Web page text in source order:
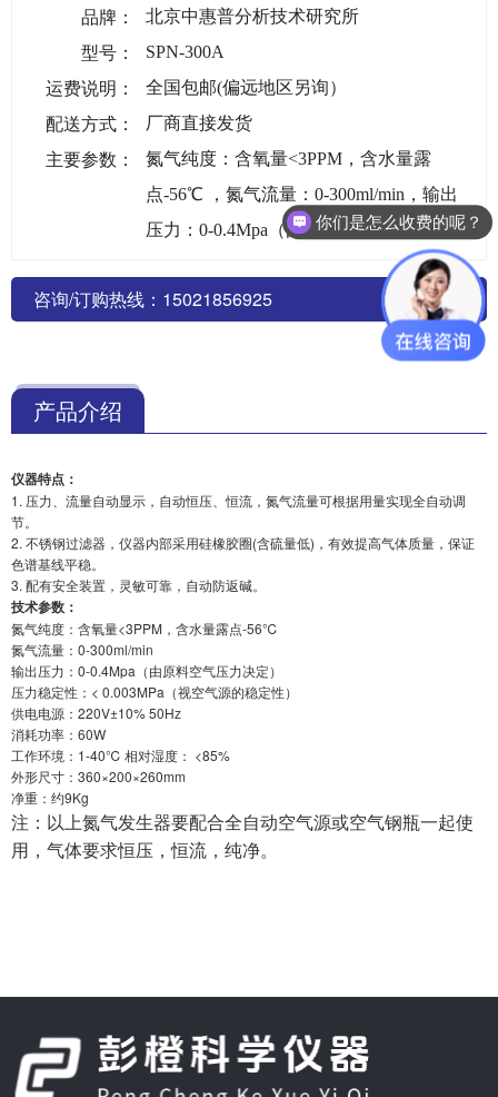
品牌： 北京中惠普分析技术研究所
型号： SPN-300A
运费说明： 全国包邮(偏远地区另询）
配送方式： 厂商直接发货
主要参数：
氮气纯度：含氧量<3PPM，含水量露
点-56℃ ，氮气流量：0-300ml/min，输出
压力：0-0.4Mpa（由原料空气压力决定）
咨询/订购热线：15021856925
产品介绍
仪器特点：
1. 压力、流量自动显示，自动恒压、恒流，氮气流量可根据用量实现全自动调
节。
2. 不锈钢过滤器，仪器内部采用硅橡胶圈(含硫量低)，有效提高气体质量，保证
色谱基线平稳。
3. 配有安全装置，灵敏可靠，自动防返碱。
技术参数：
氮气纯度：含氧量<3PPM，含水量露点-56℃
氮气流量：0-300ml/min
输出压力：0-0.4Mpa（由原料空气压力决定）
压力稳定性：< 0.003MPa（视空气源的稳定性）
供电电源：220V±10% 50Hz
消耗功率：60W
工作环境：1-40℃ 相对湿度： <85%
外形尺寸：360×200×260mm
净重：约9Kg
注： 以上氮气发生器要配合全自动空气源或空气钢瓶一起使
用，气体要求恒压，恒流，纯净。
你们是怎么收费的呢？